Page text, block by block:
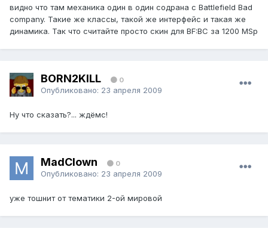
видно что там механика один в один содрана с Battlefield Bad
company. Такие же классы, такой же интерфейс и такая же
динамика. Так что считайте просто скин для BF:BC за 1200 MSp
BORN2KILL 0
Опубликовано: 23 апреля 2009
Ну что сказать?... ждёмс!
MadClown 0
Опубликовано: 23 апреля 2009
уже тошнит от тематики 2-ой мировой